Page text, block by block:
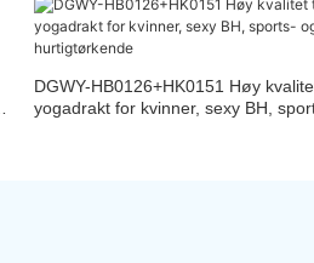
DGWY-HB0126+HK0151 Høy
yogadrakt for kvinner, sexy BH,